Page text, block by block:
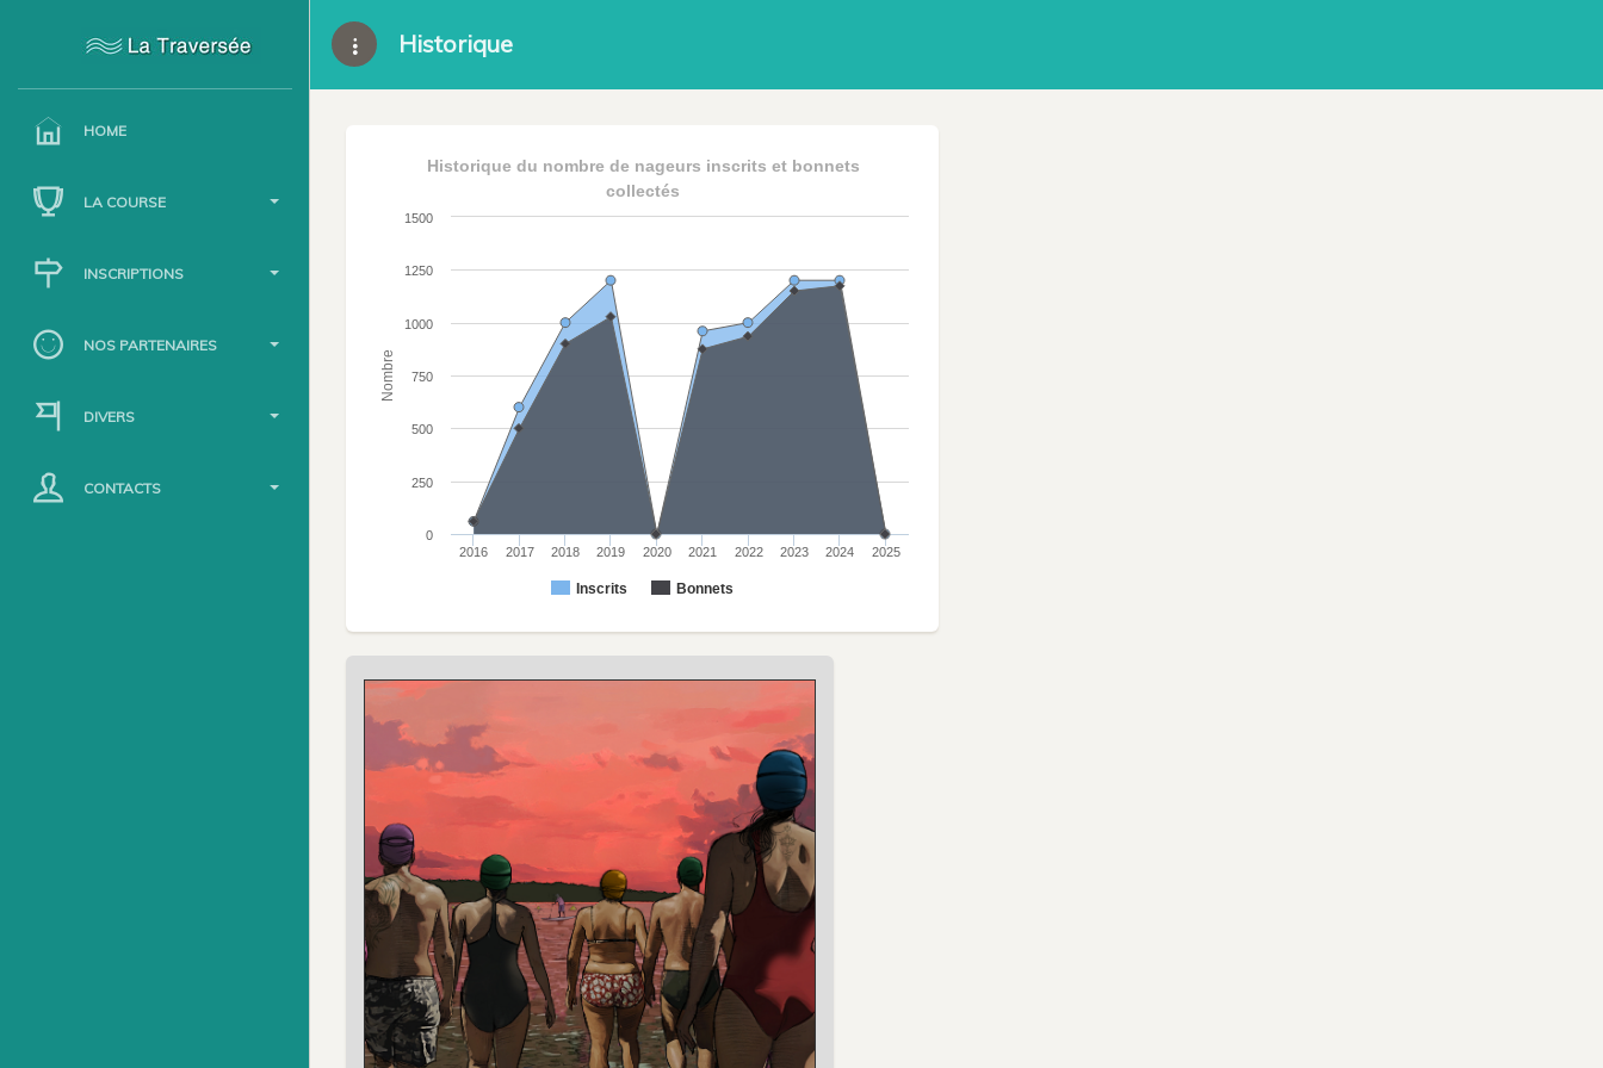
HOME
LA COURSE
INSCRIPTIONS
NOS PARTENAIRES
DIVERS
CONTACTS
Historique
Nombre
Historique du nombre de nageurs inscrits et bonnets
collectés
Inscrits Bonnets
2016 2017 2018 2019 2020 2021 2022 2023 2024 2025
0
250
500
750
1000
1250
1500